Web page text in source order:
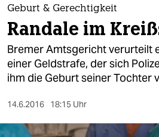
themen
politik
öko
Geburt & Gerechtigkeit
Randale im
Bremer Amtsgericht verurteilt
einer Geldstrafe, der sich
ihm die Geburt seiner Tochter
14.6.2016 18:15 Uhr